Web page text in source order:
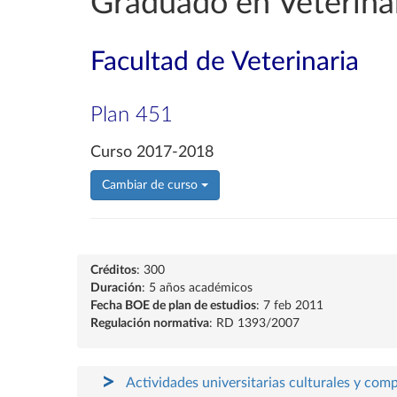
Facultad de Veterinaria
Plan 451
Curso 2017-2018
Cambiar de curso
Créditos: 300
Duración: 5 años académicos
Fecha BOE de plan de estudios: 7 feb 2011
Regulación normativa: RD 1393/2007
Actividades universitarias culturales y